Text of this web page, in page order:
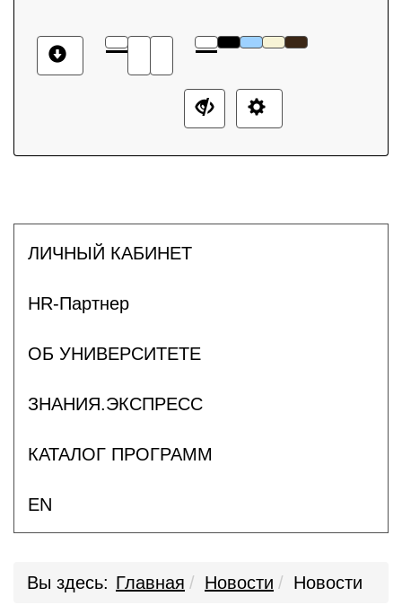
ЛИЧНЫЙ КАБИНЕТ
HR-Партнер
ОБ УНИВЕРСИТЕТЕ
ЗНАНИЯ.ЭКСПРЕСС
КАТАЛОГ ПРОГРАММ
EN
Вы здесь: Главная Новости Новости